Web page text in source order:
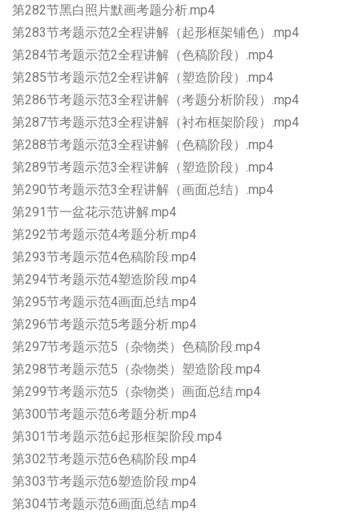
第282节黑白照片默画考题分析.mp4
第283节考题示范2全程讲解（起形框架铺色）.mp4
第284节考题示范2全程讲解（色稿阶段）.mp4
第285节考题示范2全程讲解（塑造阶段）.mp4
第286节考题示范3全程讲解（考题分析阶段）.mp4
第287节考题示范3全程讲解（衬布框架阶段）.mp4
第288节考题示范3全程讲解（色稿阶段）.mp4
第289节考题示范3全程讲解（塑造阶段）.mp4
第290节考题示范3全程讲解（画面总结）.mp4
第291节一盆花示范讲解.mp4
第292节考题示范4考题分析.mp4
第293节考题示范4色稿阶段.mp4
第294节考题示范4塑造阶段.mp4
第295节考题示范4画面总结.mp4
第296节考题示范5考题分析.mp4
第297节考题示范5（杂物类）色稿阶段.mp4
第298节考题示范5（杂物类）塑造阶段.mp4
第299节考题示范5（杂物类）画面总结.mp4
第300节考题示范6考题分析.mp4
第301节考题示范6起形框架阶段.mp4
第302节考题示范6色稿阶段.mp4
第303节考题示范6塑造阶段.mp4
第304节考题示范6画面总结.mp4